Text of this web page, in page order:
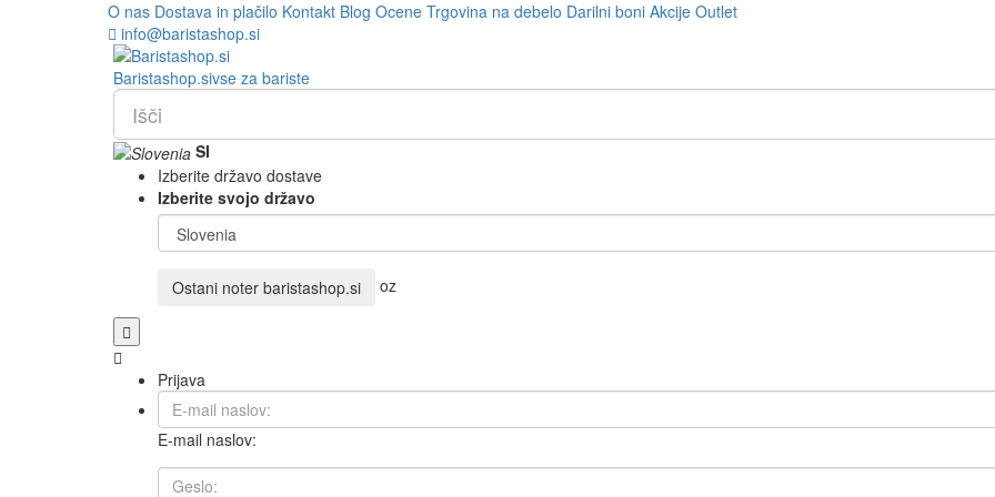
O nas Dostava in plačilo Kontakt Blog Ocene Trgovina na debelo Darilni boni Akcije Outlet
info@baristashop.si
Baristashop.sivse za bariste
SI
Izberite državo dostave
Izberite svojo državo
Ostani noter baristashop.si oz
Prijava
E-mail naslov: